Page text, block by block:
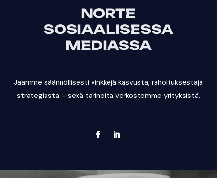
NORTE
SOSIAALISESSA
MEDIASSA
Jaamme säännöllisesti vinkkejä kasvusta, rahoituksestaja
strategiasta – sekä tarinoita verkostomme yrityksistä.